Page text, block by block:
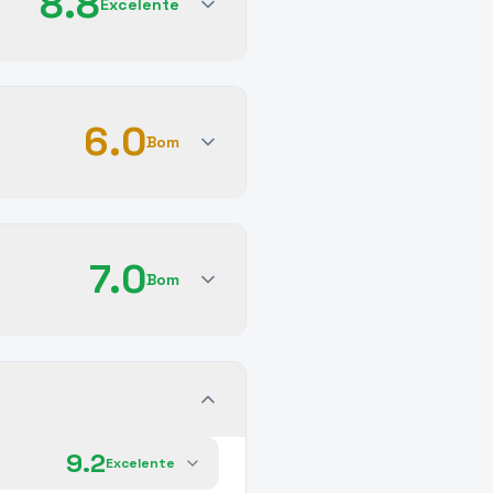
Excelente
6.0Bom
7.0Bom
9.2Excelente